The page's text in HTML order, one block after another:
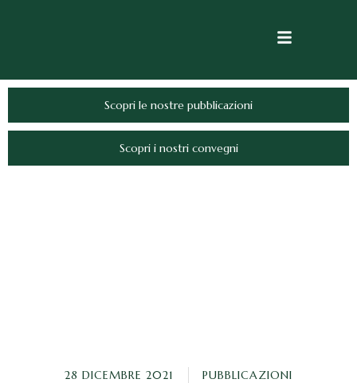
Scopri le nostre pubblicazioni
Scopri i nostri convegni
28 DICEMBRE 2021 PUBBLICAZIONI